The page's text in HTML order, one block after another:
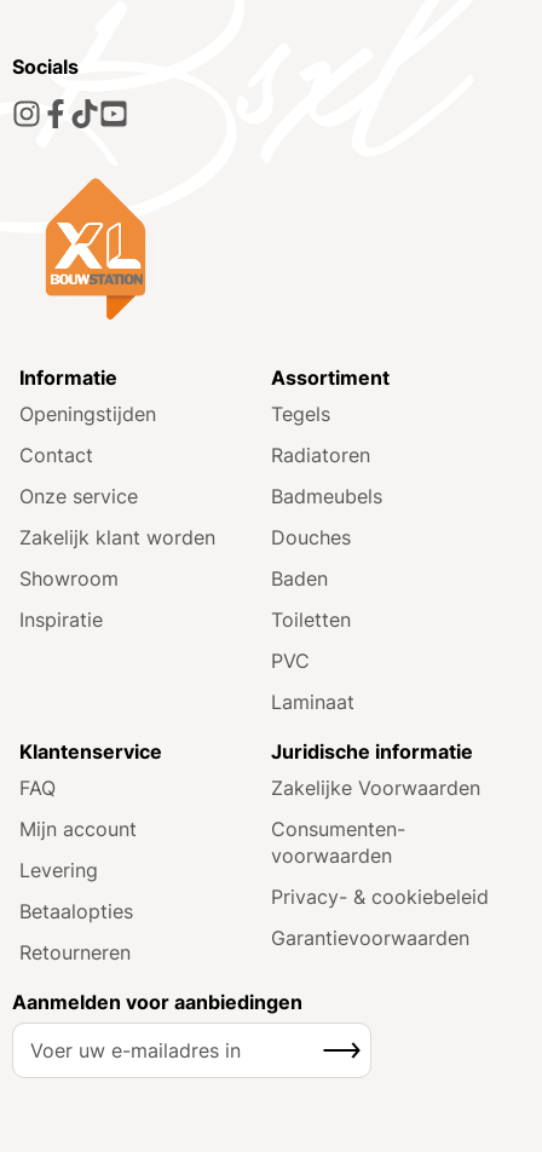
Socials
Informatie
Openingstijden
Contact
Onze service
Zakelijk klant worden
Showroom
Inspiratie
Assortiment
Tegels
Radiatoren
Badmeubels
Douches
Baden
Toiletten
PVC
Laminaat
Klantenservice
FAQ
Mijn account
Levering
Betaalopties
Retourneren
Juridische informatie
Zakelijke Voorwaarden
Consumenten­
voorwaarden
Privacy- & cookiebeleid
Garantie­voorwaarden
Aanmelden voor aanbiedingen
A
Inschrijven